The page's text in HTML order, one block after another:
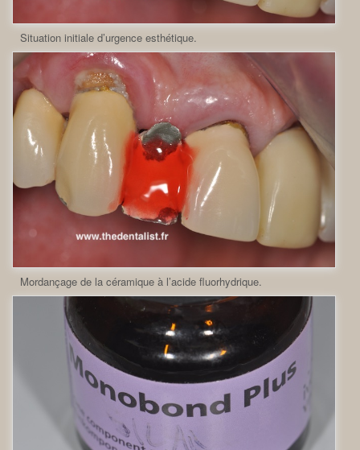
Situation initiale d’urgence esthétique.
Mordançage de la céramique à l’acide fluorhydrique.